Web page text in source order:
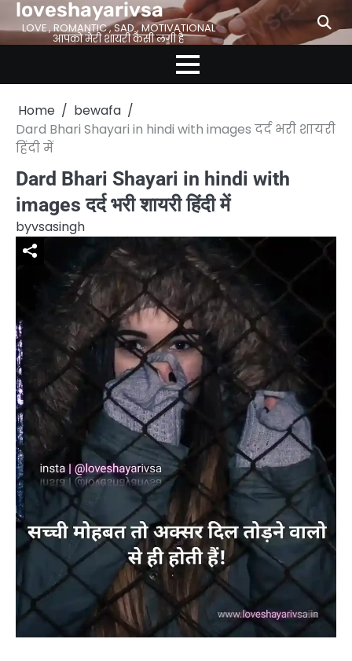
Skip
to
content
loveshayarivsa
LOVE , ROMANTIC , SAD , MOTIVATIONAL
आपको मेरी शायरी कैसी लगी है
Home
bewafa
Dard Bhari Shayari in hindi with images दर्द भरी शायरी
हिंदी में
Dard Bhari Shayari in hindi with
images दर्द भरी शायरी हिंदी में
byvsasingh